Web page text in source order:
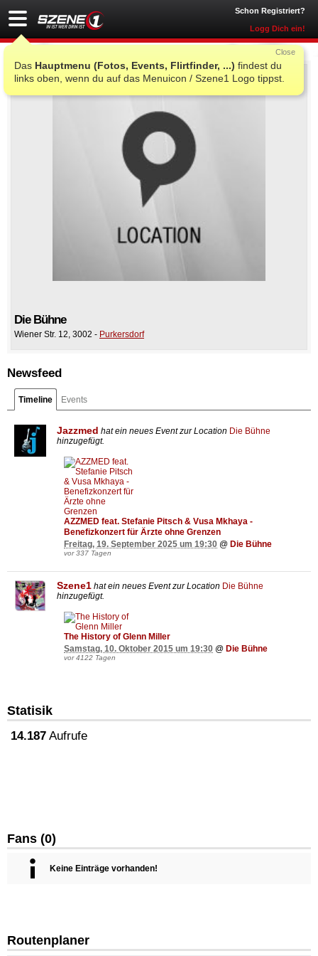
Schon Registriert?
Logg Dich ein!
Das Hauptmenu (Fotos, Events, Flirtfinder, ...) findest du
links oben, wenn du auf das Menuicon / Szene1 Logo tippst.
Close
Die Bühne
Wiener Str. 12, 3002 - Purkersdorf
Newsfeed
Timeline Events
Jazzmed hat ein neues Event zur Location Die Bühne
hinzugefügt.
AZZMED feat. Stefanie Pitsch & Vusa Mkhaya -
Benefizkonzert für Ärzte ohne Grenzen
Freitag, 19. September 2025 um 19:30 @ Die Bühne
vor 337 Tagen
Szene1 hat ein neues Event zur Location Die Bühne
hinzugefügt.
The History of Glenn Miller
Samstag, 10. Oktober 2015 um 19:30 @ Die Bühne
vor 4122 Tagen
Statisik
14.187 Aufrufe
Fans (0)
Keine Einträge vorhanden!
Routenplaner